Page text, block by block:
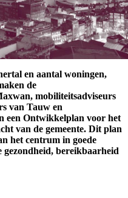
en aantal woningen,
de
mobiliteitsadviseurs
van Tauw en
een Ontwikkelplan voor het
van de gemeente. Dit plan
het centrum in goede
bereikbaarheid